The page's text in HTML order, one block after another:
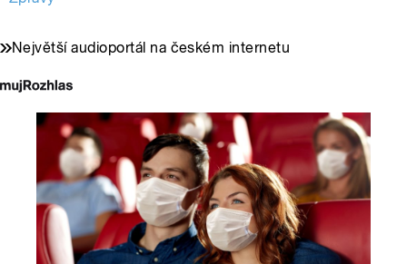
Největší audioportál na českém internetu